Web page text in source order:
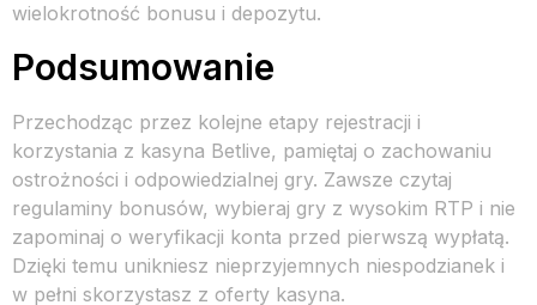
wielokrotność bonusu i depozytu.
Podsumowanie
Przechodząc przez kolejne etapy rejestracji i
korzystania z kasyna Betlive, pamiętaj o zachowaniu
ostrożności i odpowiedzialnej gry. Zawsze czytaj
regulaminy bonusów, wybieraj gry z wysokim RTP i nie
zapominaj o weryfikacji konta przed pierwszą wypłatą.
Dzięki temu unikniesz nieprzyjemnych niespodzianek i
w pełni skorzystasz z oferty kasyna.